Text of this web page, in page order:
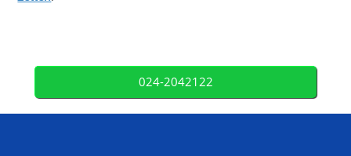
024-2042122